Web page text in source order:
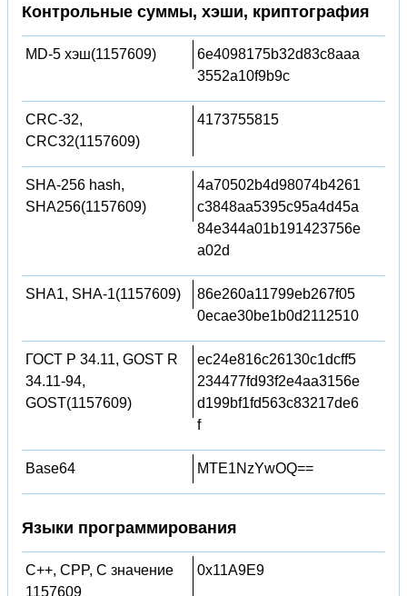
Контрольные суммы, хэши, криптография
MD-5 хэш(1157609)
6e4098175b32d83c8aaa
3552a10f9b9c
CRC-32,
CRC32(1157609)
4173755815
SHA-256 hash,
SHA256(1157609)
4a70502b4d98074b4261
c3848aa5395c95a4d45a
84e344a01b191423756e
a02d
SHA1, SHA-1(1157609)
86e260a11799eb267f05
0ecae30be1b0d2112510
ГОСТ Р 34.11, GOST R
34.11-94,
GOST(1157609)
ec24e816c26130c1dcff5
234477fd93f2e4aa3156e
d199bf1fd563c83217de6
f
Base64 MTE1NzYwOQ==
Языки программирования
C++, CPP, C значение
1157609
0x11A9E9